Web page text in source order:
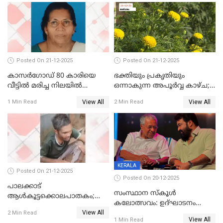
ജനറൽ
ആശുപത്രിയിലെത്തിച്ചു
Posted On 21-12-2025
കാസർഗോഡ് 80 കാരിയെ
വീട്ടിൽ മരിച്ച നിലയിൽ
1 Min Read View All
Posted On 21-12-2025
ഭക്തിയും പ്രകൃതിയും
ഒന്നാകുന്ന അപൂര്‍വ്വ കാഴ്ച;
കാഴ്ചാനുഭവമൊരുക്കി
ശബരീ നന്ദനം
2 Min Read View All
Posted On 21-12-2025
പാലക്കാട്‌
ആൾകൂട്ടക്കൊലപാതകം;
ഊർജ്ജിതമാക്കിമാക്കി
2 Min Read View All
KERALA
Posted On 20-12-2025
സംസ്ഥാന സ്കൂൾ
കലോത്സവം: ഉദ്ഘാടനം
1 Min Read View All